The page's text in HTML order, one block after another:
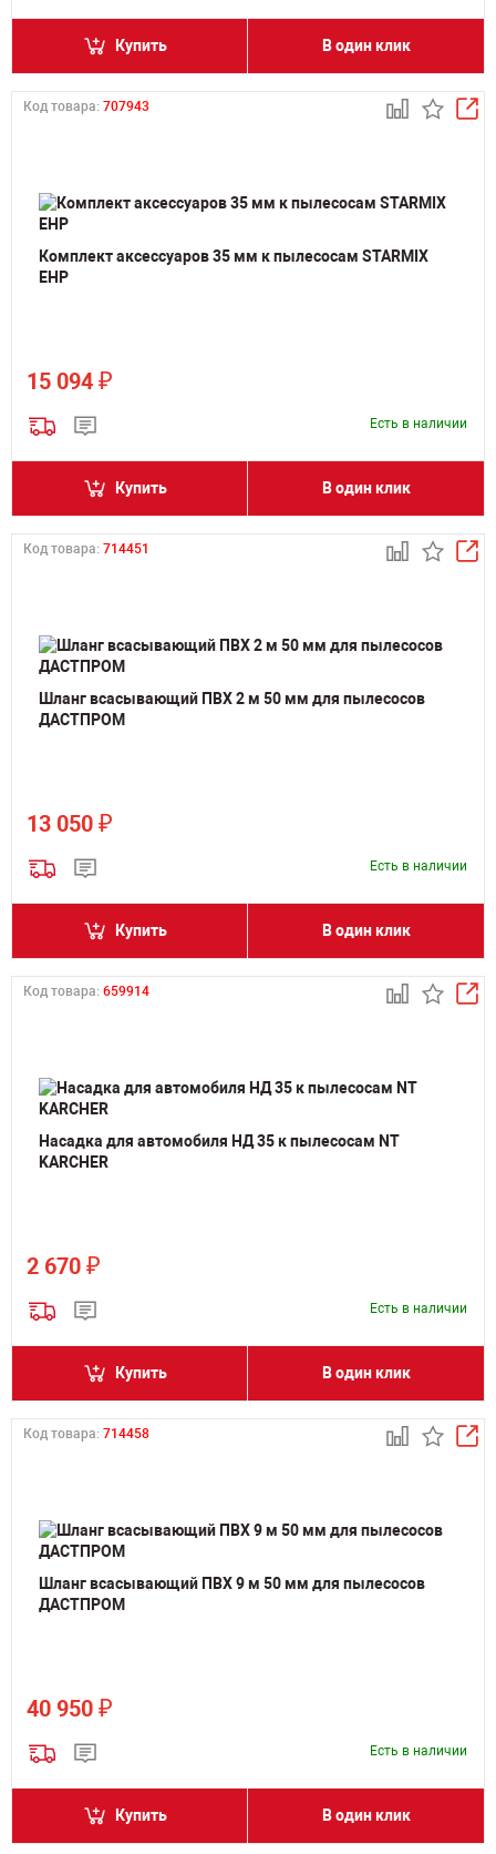
Купить В один клик
Код товара: 707943
Комплект аксессуаров 35 мм к пылесосам STARMIX
EHP
15 094 ₽
Есть в наличии
Купить В один клик
Код товара: 714451
Шланг всасывающий ПВХ 2 м 50 мм для пылесосов
ДАСТПРОМ
13 050 ₽
Есть в наличии
Купить В один клик
Код товара: 659914
Насадка для автомобиля НД 35 к пылесосам NT
KARCHER
2 670 ₽
Есть в наличии
Купить В один клик
Код товара: 714458
Шланг всасывающий ПВХ 9 м 50 мм для пылесосов
ДАСТПРОМ
40 950 ₽
Есть в наличии
Купить В один клик